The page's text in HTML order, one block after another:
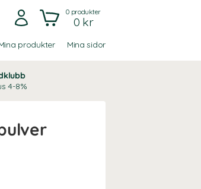
0produkter
0 kr
produkter Mina sidor
4-8%